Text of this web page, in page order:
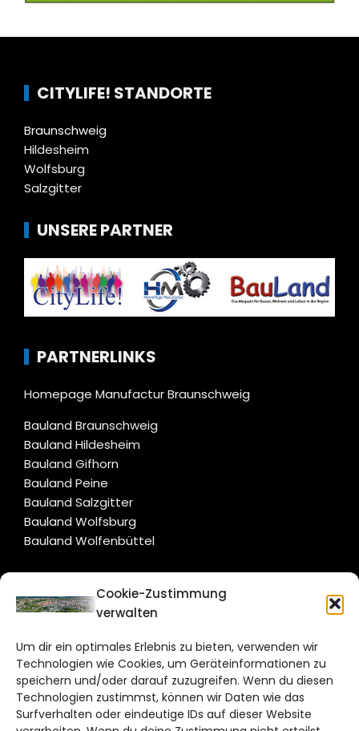
Cookie-Zustimmung
verwalten
Um dir ein optimales Erlebnis zu bieten, verwenden wir
Technologien wie Cookies, um Geräteinformationen zu
speichern und/oder darauf zuzugreifen. Wenn du diesen
Technologien zustimmst, können wir Daten wie das
Surfverhalten oder eindeutige IDs auf dieser Website
CITYLIFE! STANDORTE
Braunschweig
Hildesheim
Wolfsburg
Salzgitter
UNSERE PARTNER
PARTNERLINKS
Homepage Manufactur Braunschweig
Bauland Braunschweig
Bauland Hildesheim
Bauland Gifhorn
Bauland Peine
Bauland Salzgitter
Bauland Wolfsburg
Bauland Wolfenbüttel
CITYLIFE!
Bruchtorwall 12
38100 Braunschweig
Telefon: 0531 387220 – 65